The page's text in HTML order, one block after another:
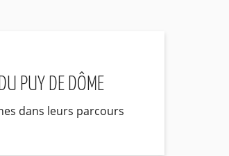
PUY DE DÔME
dans leurs parcours